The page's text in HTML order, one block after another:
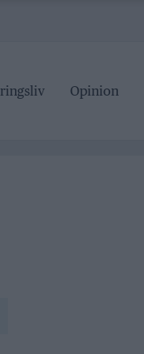
Opinion